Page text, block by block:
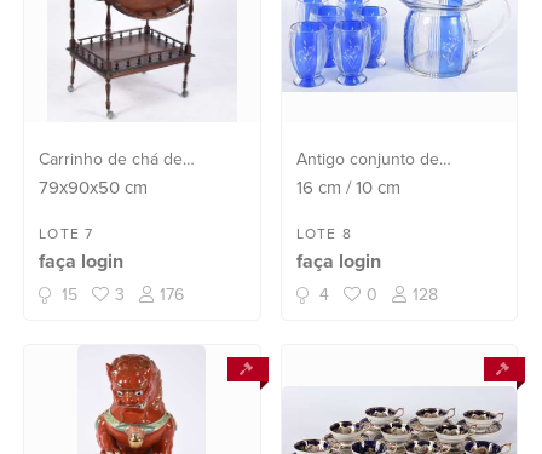
Carrinho de chá de
madeira nobre, abas
torneados, sobre rodízios.
Uma das pernas colada e
faltando pequena parte do
79x90x50 cm
LOTE 7
faça login
15 3 176
Antigo conjunto de
refresqueira e seis copos
lapidadas sobre faixa em
azul, anos 60.
16 cm /10cm
LOTE 8
faça login
4 0 128